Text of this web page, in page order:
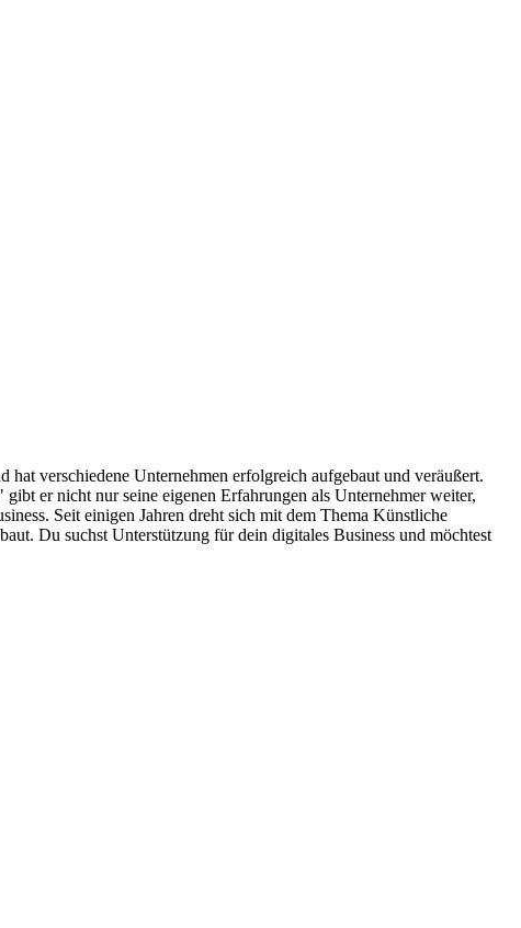
hat verschiedene Unternehmen erfolgreich aufgebaut und veräußert.
er nicht nur seine eigenen Erfahrungen als Unternehmer weiter,
Seit einigen Jahren dreht sich mit dem Thema Künstliche
Du suchst Unterstützung für dein digitales Business und möchtest